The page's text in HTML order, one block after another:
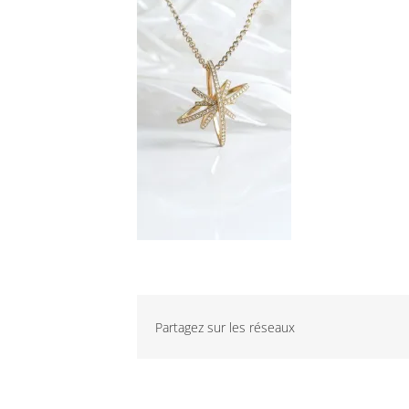
Partagez sur les réseaux